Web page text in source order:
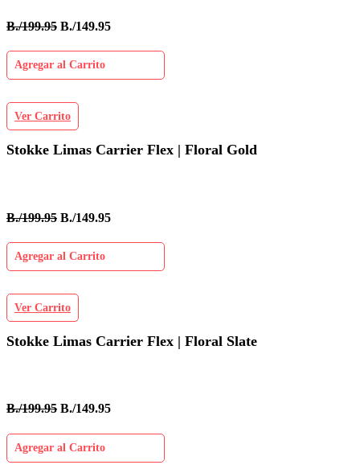
B./199.95 B./149.95
Agregar al Carrito
Ver Carrito
Stokke Limas Carrier Flex | Floral Gold
B./199.95 B./149.95
Agregar al Carrito
Ver Carrito
Stokke Limas Carrier Flex | Floral Slate
B./199.95 B./149.95
Agregar al Carrito